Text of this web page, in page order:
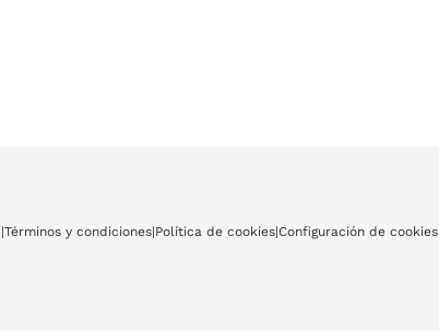
|Términos y condiciones|Política de cookies|Configuración de cookies